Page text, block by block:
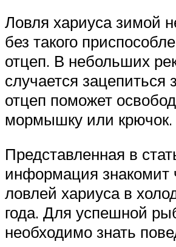
Ловля хариуса зимой
без такого
отцеп. В небольших
случается зацепиться
отцеп поможет
мормышку или крючок.
Представленная в
информация знакомит
ловлей хариуса в
года. Для успешной
необходимо знать